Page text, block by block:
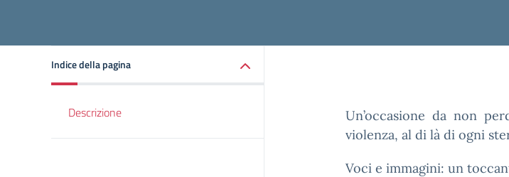
Indice della pagina
Descrizione
Un’occasione da non
violenza, al di là di ogni
Voci e immagini: un